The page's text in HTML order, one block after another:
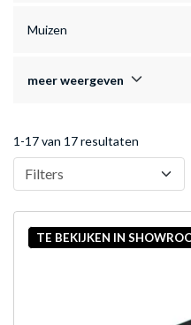
Muizen
meer weergeven
1-17 van 17 resultaten
Filters
TE BEKIJKEN IN